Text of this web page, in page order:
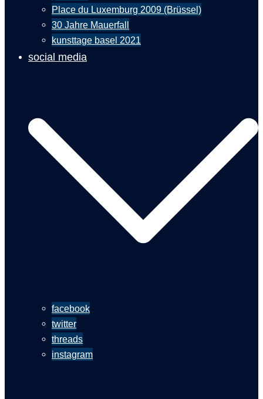
Place du Luxemburg 2009 (Brüssel)
30 Jahre Mauerfall
kunsttage basel 2021
social media
facebook
twitter
threads
instagram